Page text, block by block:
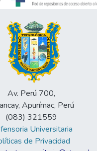
Av. Perú 700,
Apurímac, Perú
(083) 321559
Universitaria
de Privacidad